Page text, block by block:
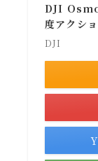
DJI
度アクシ
DJI